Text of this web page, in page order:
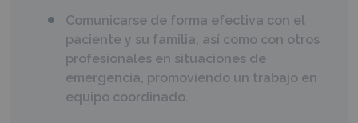
Comunicarse de forma efectiva con el
paciente y su familia, así como con otros
profesionales en situaciones de
emergencia, promoviendo un trabajo en
equipo coordinado.